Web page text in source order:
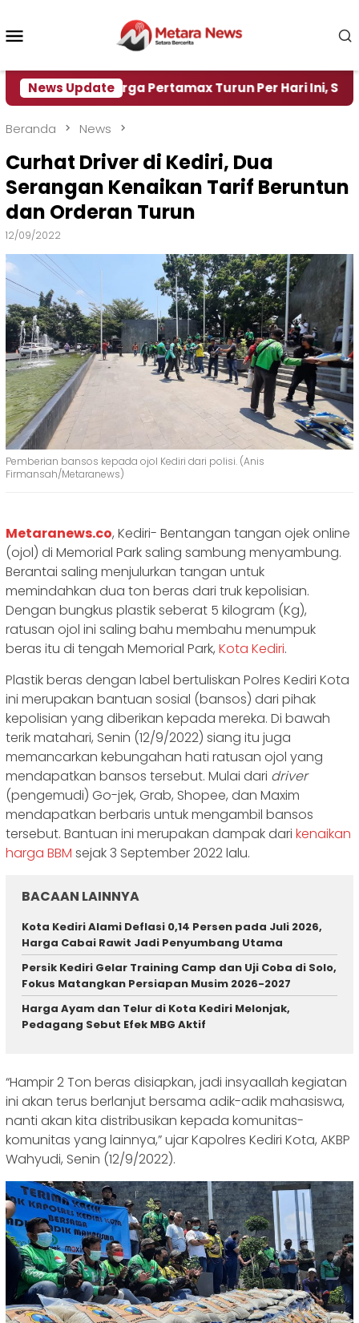
konten
News Update
Harga Pertamax Turun Per Hari Ini, Segini Harganya
Beranda News
Curhat Driver di Kediri, Dua
Serangan Kenaikan Tarif Beruntun
dan Orderan Turun
12/09/2022
Pemberian bansos kepada ojol Kediri dari polisi. (Anis
Firmansah/Metaranews)
Metaranews.co, Kediri- Bentangan tangan ojek online
(ojol) di Memorial Park saling sambung menyambung.
Berantai saling menjulurkan tangan untuk
memindahkan dua ton beras dari truk kepolisian.
Dengan bungkus plastik seberat 5 kilogram (Kg),
ratusan ojol ini saling bahu membahu menumpuk
beras itu di tengah Memorial Park, Kota Kediri.
Plastik beras dengan label bertuliskan Polres Kediri Kota
ini merupakan bantuan sosial (bansos) dari pihak
kepolisian yang diberikan kepada mereka. Di bawah
terik matahari, Senin (12/9/2022) siang itu juga
memancarkan kebungahan hati ratusan ojol yang
mendapatkan bansos tersebut. Mulai dari driver
(pengemudi) Go-jek, Grab, Shopee, dan Maxim
mendapatkan berbaris untuk mengambil bansos
tersebut. Bantuan ini merupakan dampak dari kenaikan
harga BBM sejak 3 September 2022 lalu.
BACAAN LAINNYA
Kota Kediri Alami Deflasi 0,14 Persen pada Juli 2026,
Harga Cabai Rawit Jadi Penyumbang Utama
Persik Kediri Gelar Training Camp dan Uji Coba di Solo,
Fokus Matangkan Persiapan Musim 2026-2027
Harga Ayam dan Telur di Kota Kediri Melonjak,
Pedagang Sebut Efek MBG Aktif
“Hampir 2 Ton beras disiapkan, jadi insyaallah kegiatan
ini akan terus berlanjut bersama adik-adik mahasiswa,
nanti akan kita distribusikan kepada komunitas-
komunitas yang lainnya,” ujar Kapolres Kediri Kota, AKBP
Wahyudi, Senin (12/9/2022).